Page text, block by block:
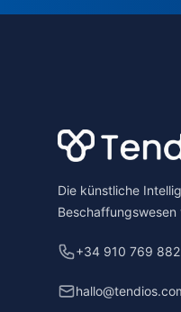
Die künstliche
+34 910 769 882